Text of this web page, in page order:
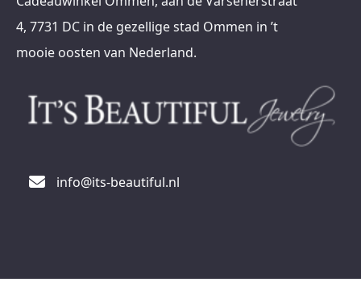
4, 7731 DC in de gezellige stad Ommen in ’t
mooie oosten van Nederland.
info@its-beautiful.nl